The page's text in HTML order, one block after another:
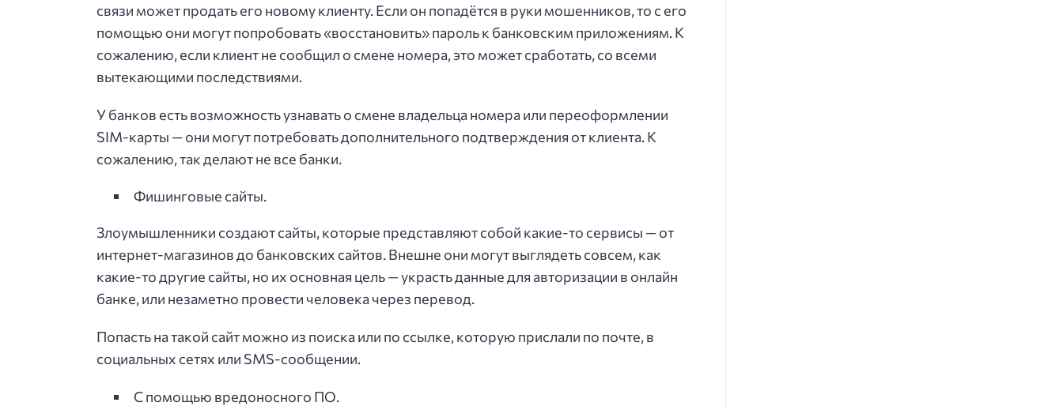
связи может продать его новому клиенту. Если он попадётся в руки мошенников, то с его
помощью они могут попробовать «восстановить» пароль к банковским приложениям. К
сожалению, если клиент не сообщил о смене номера, это может сработать, со всеми
вытекающими последствиями.
У банков есть возможность узнавать о смене владельца номера или переоформлении
SIM-карты — они могут потребовать дополнительного подтверждения от клиента. К
сожалению, так делают не все банки.
Фишинговые сайты.
Злоумышленники создают сайты, которые представляют собой какие-то сервисы — от
интернет-магазинов до банковских сайтов. Внешне они могут выглядеть совсем, как
какие-то другие сайты, но их основная цель — украсть данные для авторизации в онлайн
банке, или незаметно провести человека через перевод.
Попасть на такой сайт можно из поиска или по ссылке, которую прислали по почте, в
социальных сетях или SMS-сообщении.
С помощью вредоносного ПО.